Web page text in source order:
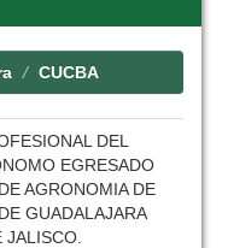
CUCBA
DEL
EGRESADO
AGRONOMIA DE
GUADALAJARA
JALISCO.